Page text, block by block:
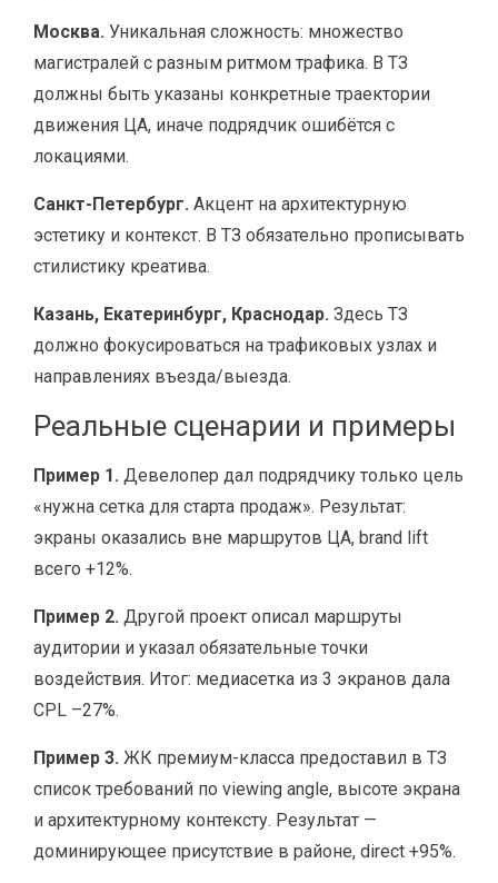
Москва. Уникальная сложность: множество
магистралей с разным ритмом трафика. В ТЗ
должны быть указаны конкретные траектории
движения ЦА, иначе подрядчик ошибётся с
локациями.
Санкт-Петербург. Акцент на архитектурную
эстетику и контекст. В ТЗ обязательно прописывать
стилистику креатива.
Казань, Екатеринбург, Краснодар. Здесь ТЗ
должно фокусироваться на трафиковых узлах и
направлениях въезда/выезда.
Реальные сценарии и примеры
Пример 1. Девелопер дал подрядчику только цель
«нужна сетка для старта продаж». Результат:
экраны оказались вне маршрутов ЦА, brand lift
всего +12%.
Пример 2. Другой проект описал маршруты
аудитории и указал обязательные точки
воздействия. Итог: медиасетка из 3 экранов дала
CPL –27%.
Пример 3. ЖК премиум-класса предоставил в ТЗ
список требований по viewing angle, высоте экрана
и архитектурному контексту. Результат —
доминирующее присутствие в районе, direct +95%.